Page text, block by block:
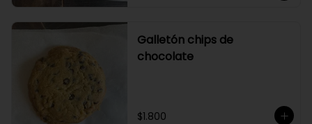
Galletón chips de
chocolate
$1.800